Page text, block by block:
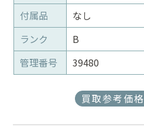
付属品
なし
ランク
B
管理番号
39480
買取参考価格